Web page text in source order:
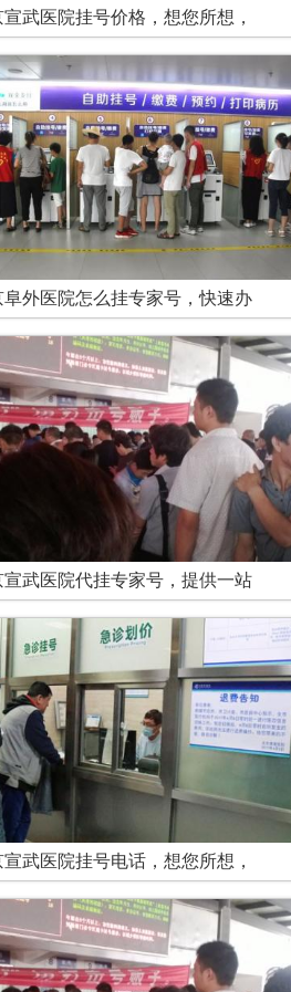
武医院挂号价格，想您所想，
外医院怎么挂专家号，快速办
武医院代挂专家号，提供一站
武医院挂号电话，想您所想，